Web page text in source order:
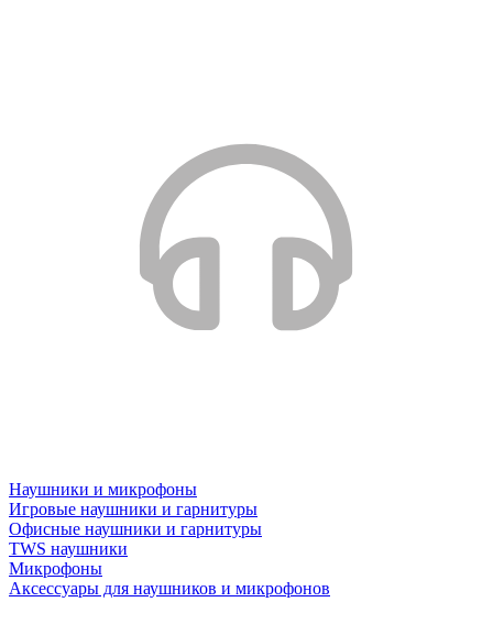
Наушники и микрофоны
Игровые наушники и гарнитуры
Офисные наушники и гарнитуры
TWS наушники
Микрофоны
Аксессуары для наушников и микрофонов